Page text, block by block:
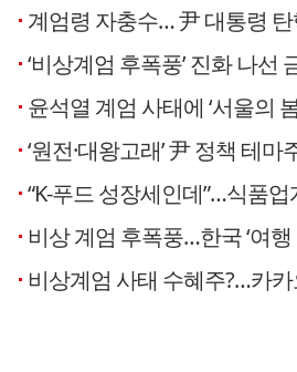
계엄령 자충수… 尹 대통령
‘원전·대왕고래’ 尹 정책 테
비상 계엄 후폭풍…한국 ‘여행